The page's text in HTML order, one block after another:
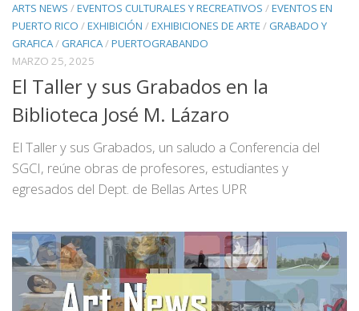
ARTS NEWS /EVENTOS CULTURALES Y RECREATIVOS /EVENTOS EN
PUERTO RICO /EXHIBICIÓN /EXHIBICIONES DE ARTE / GRABADO Y
GRAFICA/ GRAFICA/PUERTOGRABANDO
MARZO 25, 2025
El Taller y sus Grabados en la
Biblioteca José M. Lázaro
El Taller y sus Grabados, un saludo a Conferencia del
SGCI, reúne obras de profesores, estudiantes y
egresados del Dept. de Bellas Artes UPR